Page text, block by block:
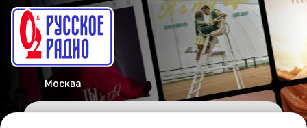
Москва